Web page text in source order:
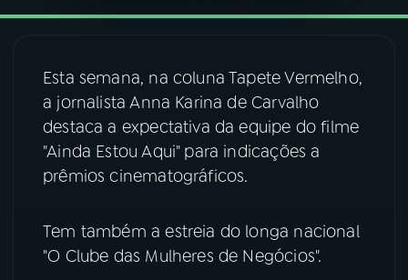
06VIDEOCASTS
07ÚLTIMAS
08 FESTIVAL DE MÚSICA
YouTube Facebook
Esta semana, na coluna Tapete Vermelho,
a jornalista Anna Karina de Carvalho
destaca a expectativa da equipe do filme
"Ainda Estou Aqui" para indicações a
prêmios cinematográficos.
Tem também a estreia do longa nacional
"O Clube das Mulheres de Negócios".